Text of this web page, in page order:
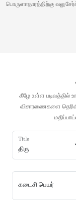
பொருளாதாரத்திற்கு
கீழே உள்ள படிவத்தில்
விசாரணைகளை
Title
கடைசி பெயர்